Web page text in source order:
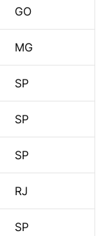
GO
MG
SP
SP
SP
RJ
SP